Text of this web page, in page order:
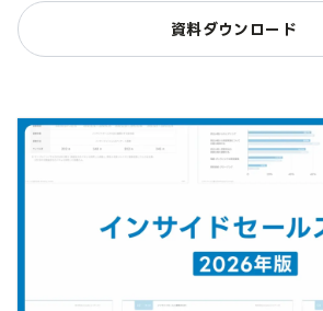
資料ダウンロード